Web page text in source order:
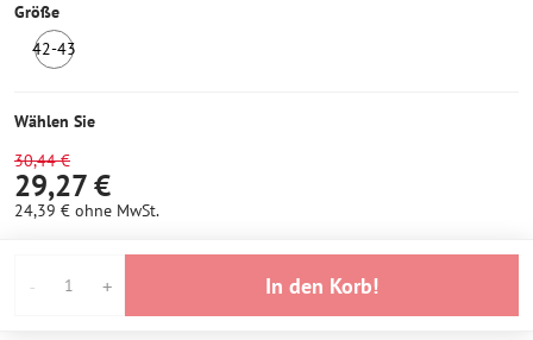
Größe
42-43
auf
Wählen Sie
30,44 €
29,27 €
24,39 € ohne MwSt.
In den Korb!